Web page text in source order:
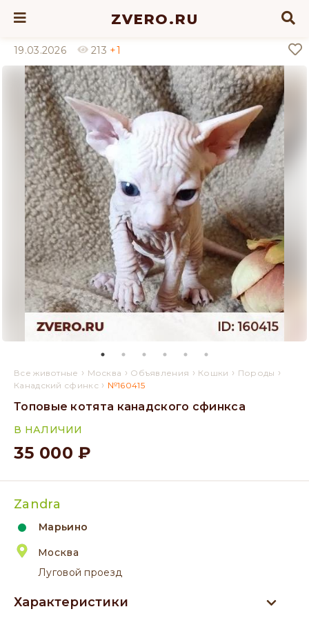
ZVERO.RU
19.03.2026 213 +1
Все животные › Москва › Объявления › Кошки › Породы ›
Канадский сфинкс › №160415
Топовые котята канадского сфинкса
В НАЛИЧИИ
35 000 ₽
Zandra
Марьино
Москва
Луговой проезд
Характеристики